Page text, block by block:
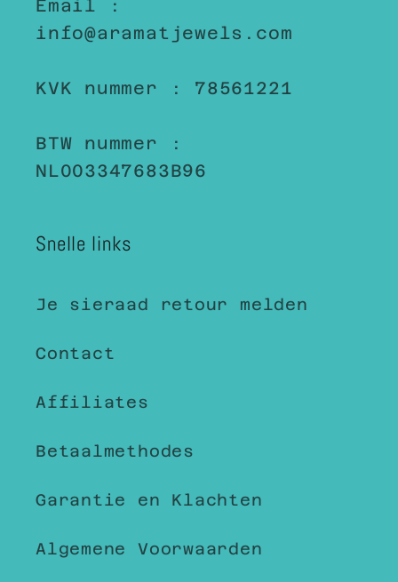
Email :
info@aramatjewels.com
KVK nummer : 78561221
BTW nummer :
NL003347683B96
Snelle links
Je sieraad retour melden
Contact
Affiliates
Betaalmethodes
Garantie en Klachten
Algemene Voorwaarden